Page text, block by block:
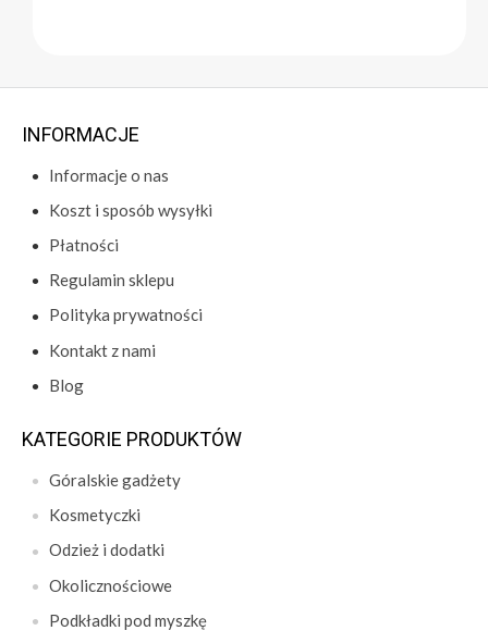
INFORMACJE
Informacje o nas
Koszt i sposób wysyłki
Płatności
Regulamin sklepu
Polityka prywatności
Kontakt z nami
Blog
KATEGORIE PRODUKTÓW
Góralskie gadżety
Kosmetyczki
Odzież i dodatki
Okolicznościowe
Podkładki pod myszkę